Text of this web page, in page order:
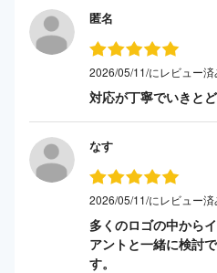
匿名
2026/05/11/にレビュー済
対応が丁寧でいきとど
なす
2026/05/11/にレビュー済
多くのロゴの中から
アントと一緒に検討
す。